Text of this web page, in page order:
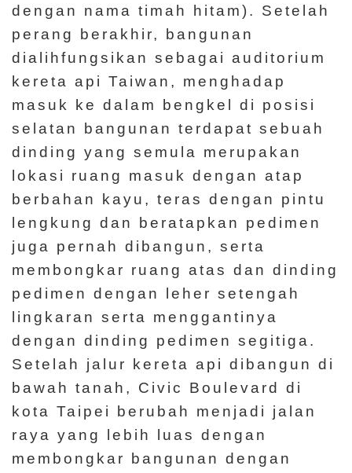
dengan nama timah hitam). Setelah
perang berakhir, bangunan
dialihfungsikan sebagai auditorium
kereta api Taiwan, menghadap
masuk ke dalam bengkel di posisi
selatan bangunan terdapat sebuah
dinding yang semula merupakan
lokasi ruang masuk dengan atap
berbahan kayu, teras dengan pintu
lengkung dan beratapkan pedimen
juga pernah dibangun, serta
membongkar ruang atas dan dinding
pedimen dengan leher setengah
lingkaran serta menggantinya
dengan dinding pedimen segitiga.
Setelah jalur kereta api dibangun di
bawah tanah, Civic Boulevard di
kota Taipei berubah menjadi jalan
raya yang lebih luas dengan
membongkar bangunan dengan